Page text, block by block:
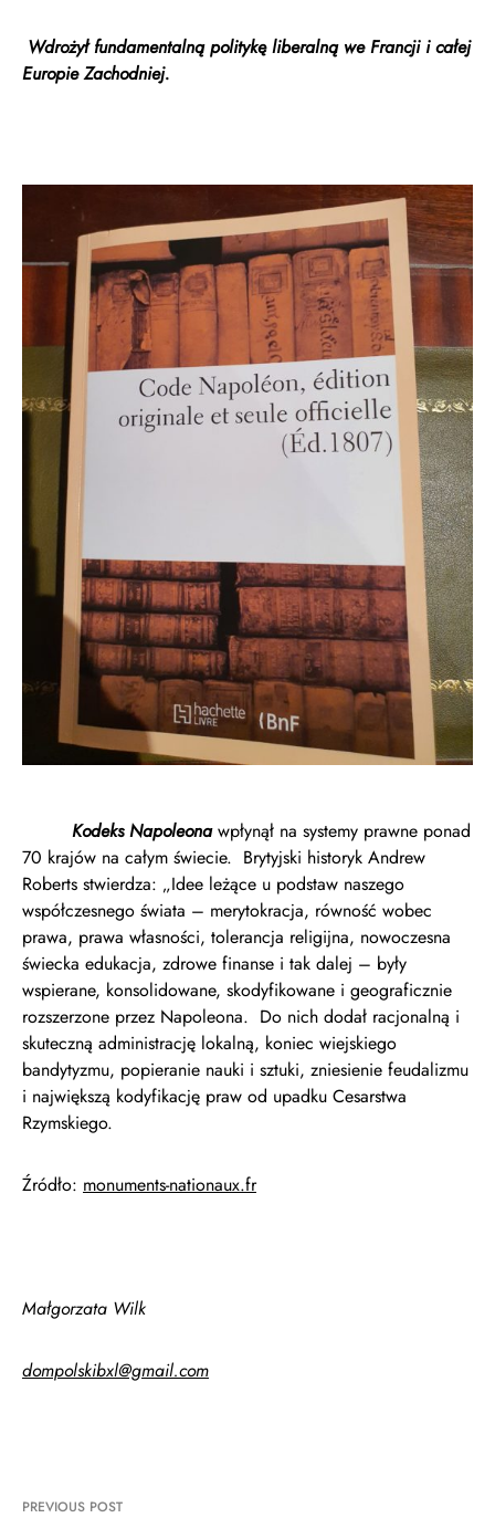
Wdrożył fundamentalną politykę liberalną we Francji i całej
Europie Zachodniej.
Kodeks Napoleonawpłynął na systemy prawne ponad
70 krajów na całym świecie. Brytyjski historyk Andrew
Roberts stwierdza: „Idee leżące u podstaw naszego
współczesnego świata – merytokracja, równość wobec
prawa, prawa własności, tolerancja religijna, nowoczesna
świecka edukacja, zdrowe finanse i tak dalej – były
wspierane, konsolidowane, skodyfikowane i geograficznie
rozszerzone przez Napoleona. Do nich dodał racjonalną i
skuteczną administrację lokalną, koniec wiejskiego
bandytyzmu, popieranie nauki i sztuki, zniesienie feudalizmu
i największą kodyfikację praw od upadku Cesarstwa
Rzymskiego.
Źródło: monuments-nationaux.fr
Małgorzata Wilk
dompolskibxl@gmail.com
PREVIOUS POST